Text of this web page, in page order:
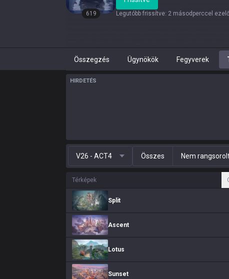
619 Legutóbb frissítve: 2 másodperccel
Összegzés Ügynökök Fegyverek
HIRDETÉS
V26 - ACT4 Összes Nem
Térképek
Split
Ascent
Lotus
Sunset